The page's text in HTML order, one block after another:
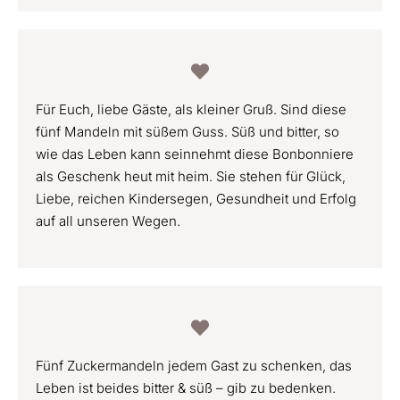
Für Euch, liebe Gäste, als kleiner Gruß. Sind diese
fünf Mandeln mit süßem Guss. Süß und bitter, so
wie das Leben kann seinnehmt diese Bonbonniere
als Geschenk heut mit heim. Sie stehen für Glück,
Liebe, reichen Kindersegen, Gesundheit und Erfolg
auf all unseren Wegen.
Fünf Zuckermandeln jedem Gast zu schenken, das
Leben ist beides bitter & süß – gib zu bedenken.